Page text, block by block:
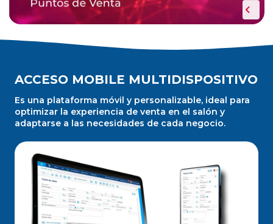
ACCESO MOBILE MULTIDISPOSITIVO
Es una plataforma móvil y personalizable, ideal para
optimizar la experiencia de venta en el salón y
adaptarse a las necesidades de cada negocio.